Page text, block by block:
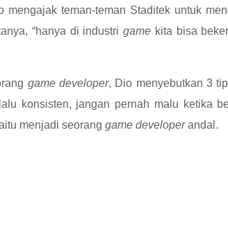
mengajak teman-teman Staditek untuk
“hanya di industrigame kita bisa
game developer, Dio menyebutkan 3
konsisten, jangan pernah malu ketika
menjadi seorang game developerandal.